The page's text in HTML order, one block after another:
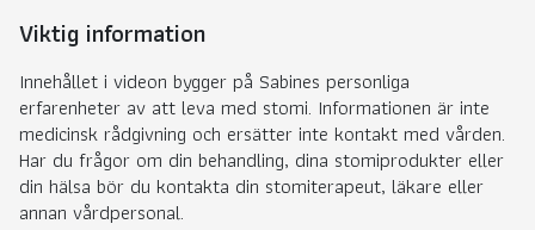
Viktig information
Innehållet i videon bygger på Sabines personliga
erfarenheter av att leva med stomi. Informationen är inte
medicinsk rådgivning och ersätter inte kontakt med vården.
Har du frågor om din behandling, dina stomiprodukter eller
din hälsa bör du kontakta din stomiterapeut, läkare eller
annan vårdpersonal.